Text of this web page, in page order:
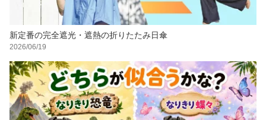
新定番の完全遮光・遮熱の折りたたみ日傘
2026/06/19